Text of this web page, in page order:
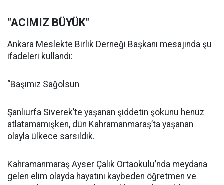
"ACIMIZ BÜYÜK"
Ankara Meslekte Birlik Derneği Başkanı mesajında şu
ifadeleri kullandı:
“Başımız Sağolsun
Şanlıurfa Siverek’te yaşanan şiddetin şokunu henüz
atlatamamışken, dün Kahramanmaraş’ta yaşanan
olayla ülkece sarsıldık.
Kahramanmaraş Ayser Çalık Ortaokulu’nda meydana
gelen elim olayda hayatını kaybeden öğretmen ve